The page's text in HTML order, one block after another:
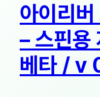
아이리버
– 스핀용
베타 / v